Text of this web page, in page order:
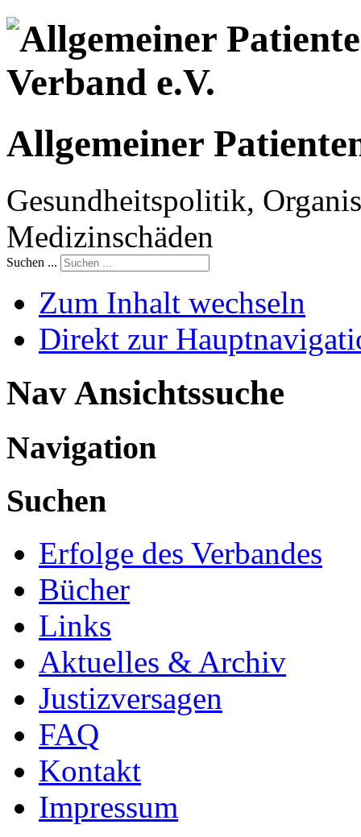
Allgemeiner
Gesundheitspolitik,
Medizinschäden
Suchen ...
Zum Inhalt wechseln
Direkt zur
Nav Ansichtssuche
Navigation
Suchen
Erfolge des Verbandes
Bücher
Links
Aktuelles & Archiv
Justizversagen
FAQ
Kontakt
Impressum